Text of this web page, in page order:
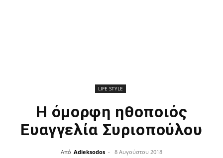
LIFE STYLE
Η όμορφη ηθοποιός
Ευαγγελία Συριοπούλου
Από Adieksodos - 8 Αυγούστου 2018